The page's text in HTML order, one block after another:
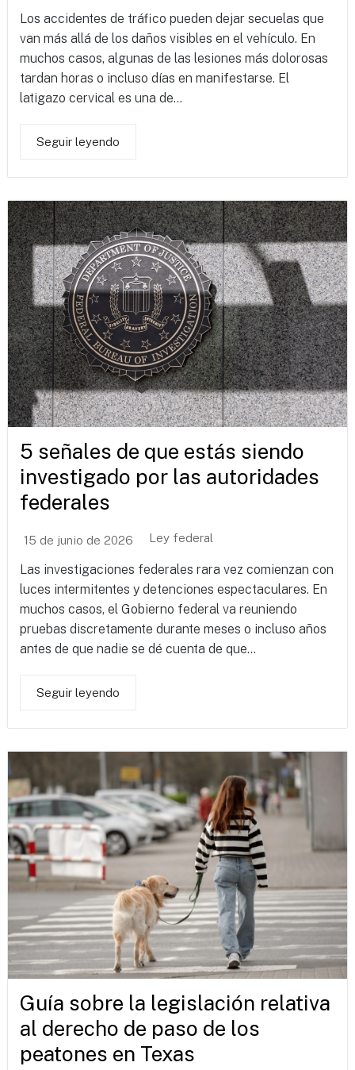
Los accidentes de tráfico pueden dejar secuelas que
van más allá de los daños visibles en el vehículo. En
muchos casos, algunas de las lesiones más dolorosas
tardan horas o incluso días en manifestarse. El
latigazo cervical es una de...
Seguir leyendo
5 señales de que estás siendo
investigado por las autoridades
federales
15 de junio de 2026 Ley federal
Las investigaciones federales rara vez comienzan con
luces intermitentes y detenciones espectaculares. En
muchos casos, el Gobierno federal va reuniendo
pruebas discretamente durante meses o incluso años
antes de que nadie se dé cuenta de que...
Seguir leyendo
Guía sobre la legislación relativa
al derecho de paso de los
peatones en Texas